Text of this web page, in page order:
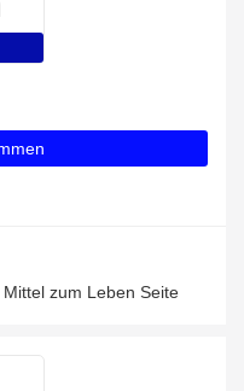
zum Leben Seite